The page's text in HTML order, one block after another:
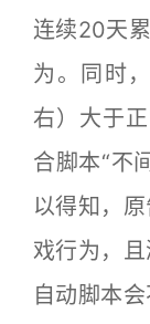
连续20天
为。同时
右）大于
合脚本“不
以得知，
戏行为，
自动脚本